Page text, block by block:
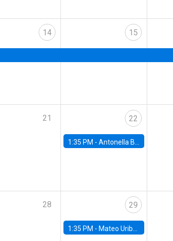
14 15
21 22
1:35 PM -Antonella Bancalari, Institute for Fiscal Studies (IFS) and Research Associate at University College London (UCL)
28 29
1:35 PM - Mateo Uribe-Castro, Universidad de los Andes (Colombia)